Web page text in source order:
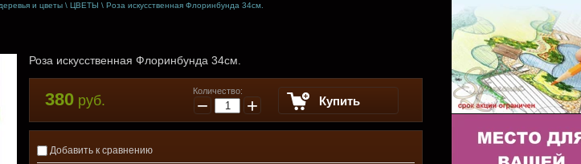
и цветы \ ЦВЕТЫ \ Роза искусственная Флоринбунда 34см.
Роза искусственная Флоринбунда 34см.
380 руб.
Количество:
− + Купить
Добавить к сравнению